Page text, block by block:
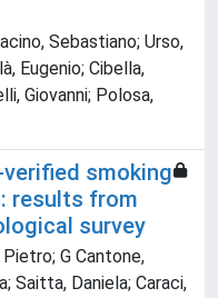
Sebastiano; Urso,
Eugenio; Cibella,
Giovanni; Polosa,
smoking
results from
survey
G Cantone,
Saitta, Daniela; Caraci,